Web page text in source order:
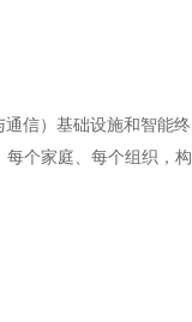
信）基础设施和智能终
个家庭、每个组织，构